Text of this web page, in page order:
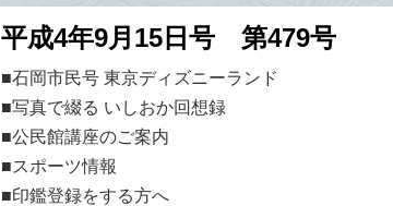
平成4年9月15日号 第479号
■石岡市民号 東京ディズニーランド
■写真で綴る いしおか回想録
■公民館講座のご案内
■スポーツ情報
■印鑑登録をする方へ